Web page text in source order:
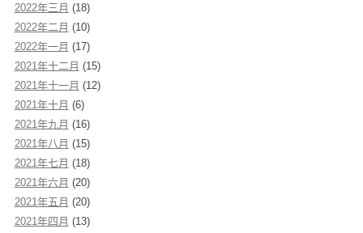
2022年三月 (18)
2022年二月 (10)
2022年一月 (17)
2021年十二月 (15)
2021年十一月 (12)
2021年十月 (6)
2021年九月 (16)
2021年八月 (15)
2021年七月 (18)
2021年六月 (20)
2021年五月 (20)
2021年四月 (13)